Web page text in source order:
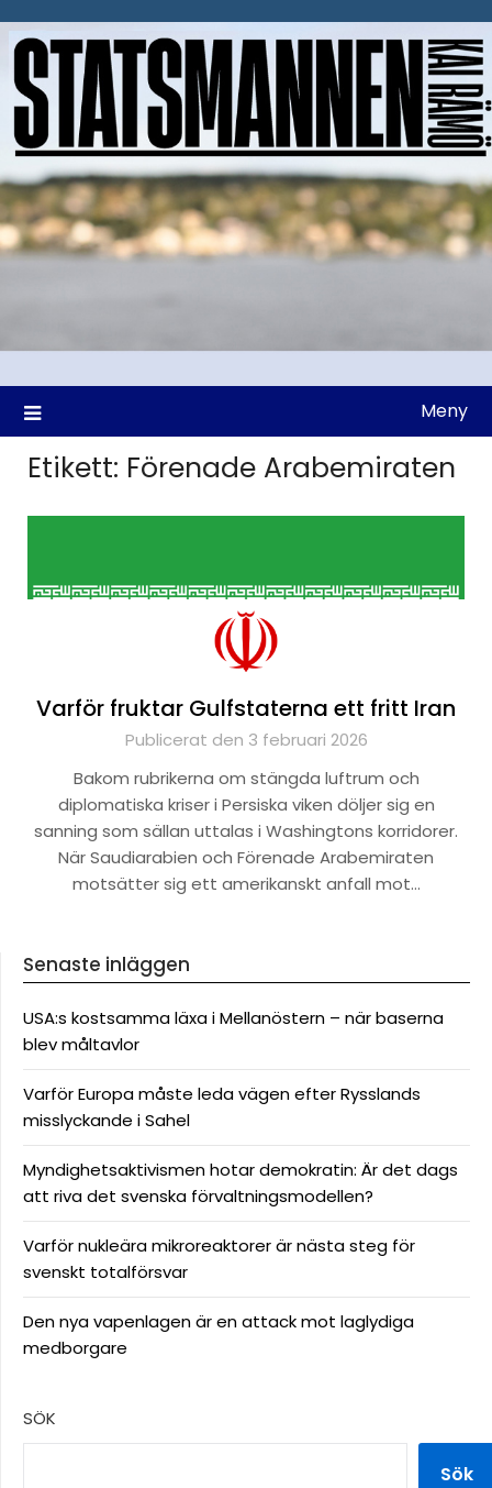
till
Meny
Etikett: Förenade Arabemiraten
Varför fruktar Gulfstaterna ett fritt Iran
Publicerat den 3 februari 2026
Bakom rubrikerna om stängda luftrum och
diplomatiska kriser i Persiska viken döljer sig en
sanning som sällan uttalas i Washingtons korridorer.
När Saudiarabien och Förenade Arabemiraten
motsätter sig ett amerikanskt anfall mot…
Senaste inläggen
USA:s kostsamma läxa i Mellanöstern – när baserna
blev måltavlor
Varför Europa måste leda vägen efter Rysslands
misslyckande i Sahel
Myndighetsaktivismen hotar demokratin: Är det dags
att riva det svenska förvaltningsmodellen?
Varför nukleära mikroreaktorer är nästa steg för
svenskt totalförsvar
Den nya vapenlagen är en attack mot laglydiga
medborgare
SÖK
Sök